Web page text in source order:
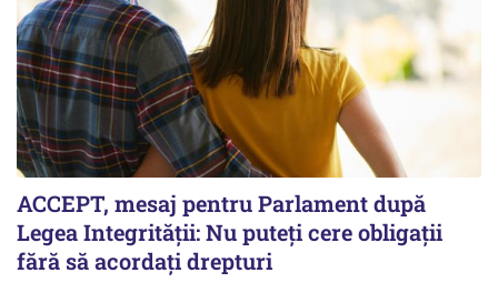
ACCEPT, mesaj pentru Parlament după
Legea Integrității: Nu puteți cere obligații
fără să acordați drepturi